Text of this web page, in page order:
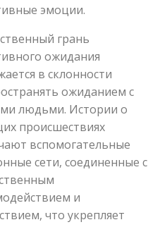
эмоции.
грань
ожидания
в склонности
ожиданием с
людьми. Истории о
происшествиях
вспомогательные
сети, соединенные с
и
что укрепляет